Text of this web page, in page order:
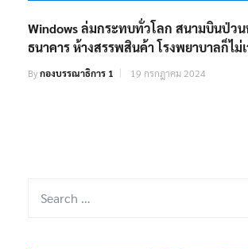
Windows ล่มกระทบทั่วโลก สนามบินป่ว
ธนาคาร ห้างสรรพสินค้า โรงพยาบาลก็ไม่
Byกองบรรณาธิการ 1 19 กรกฎาคม 2024